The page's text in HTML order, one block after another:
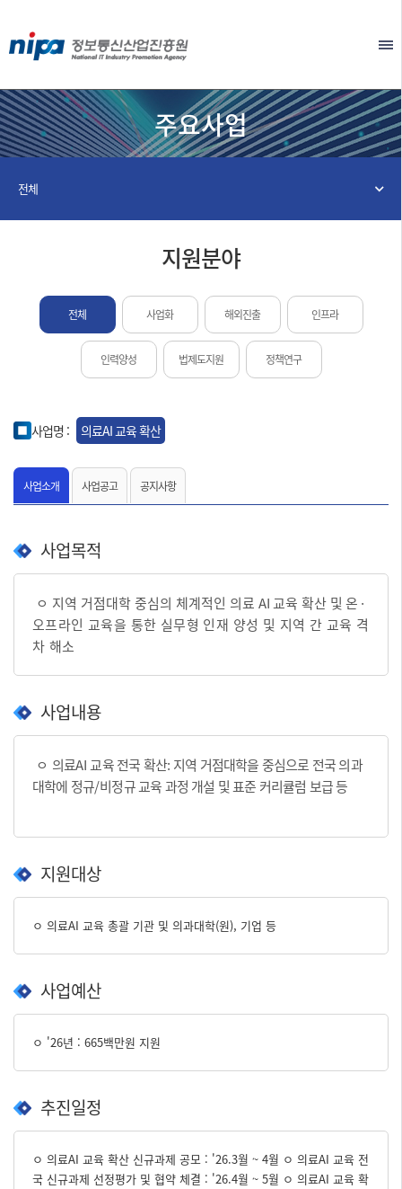
주요사업
전체
지원분야
전체 사업화 해외진출 인프라
인력양성 법제도지원 정책연구
사업명 : 의료AI 교육 확산
사업소개 사업공고 공지사항
사업목적
ㅇ 지역 거점대학 중심의 체계적인 의료 AI교육 확산 및 온 ·
오프라인 교육을 통한 실무형 인재 양성 및 지역 간 교육 격
차 해소
사업내용
ㅇ 의료AI교육 전국 확산: 지역 거점대학을 중심으로 전국 의과
대학에 정규/비정규 교육 과정 개설 및 표준 커리큘럼 보급 등
지원대상
ㅇ 의료AI 교육 총괄 기관 및 의과대학(원), 기업 등
사업예산
ㅇ '26년 : 665백만원 지원
추진일정
ㅇ 의료AI 교육 확산 신규과제 공모 : '26.3월 ~ 4월 ㅇ 의료AI 교육 전
국 신규과제 선정평가 및 협약 체결 : '26.4월 ~ 5월 ㅇ 의료AI 교육 확